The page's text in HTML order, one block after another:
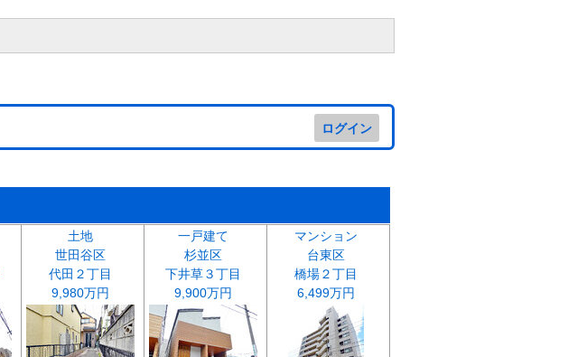
ログイン
土地
世田谷区
代田２丁目
9,980万円
一戸建て
杉並区
下井草３丁目
9,900万円
マンション
台東区
橋場２丁目
6,499万円